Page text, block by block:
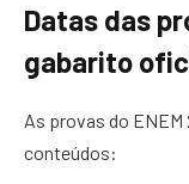
Datas das
gabarito
As provas do
conteúdos: